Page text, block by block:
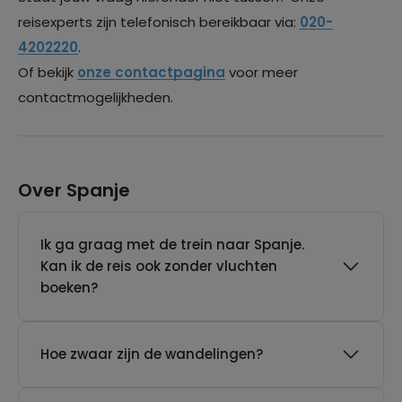
reisexperts zijn telefonisch bereikbaar via: 020-
4202220.
Of bekijk onze contactpagina voor meer
contactmogelijkheden.
Over Spanje
Ik ga graag met de trein naar Spanje.
Kan ik de reis ook zonder vluchten
boeken?
Hoe zwaar zijn de wandelingen?